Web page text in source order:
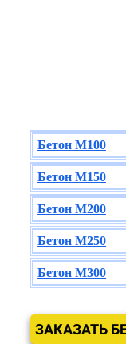
Бетон М100
Бетон М150
Бетон М200
Бетон М250
Бетон М300
ЗАКАЗАТЬ